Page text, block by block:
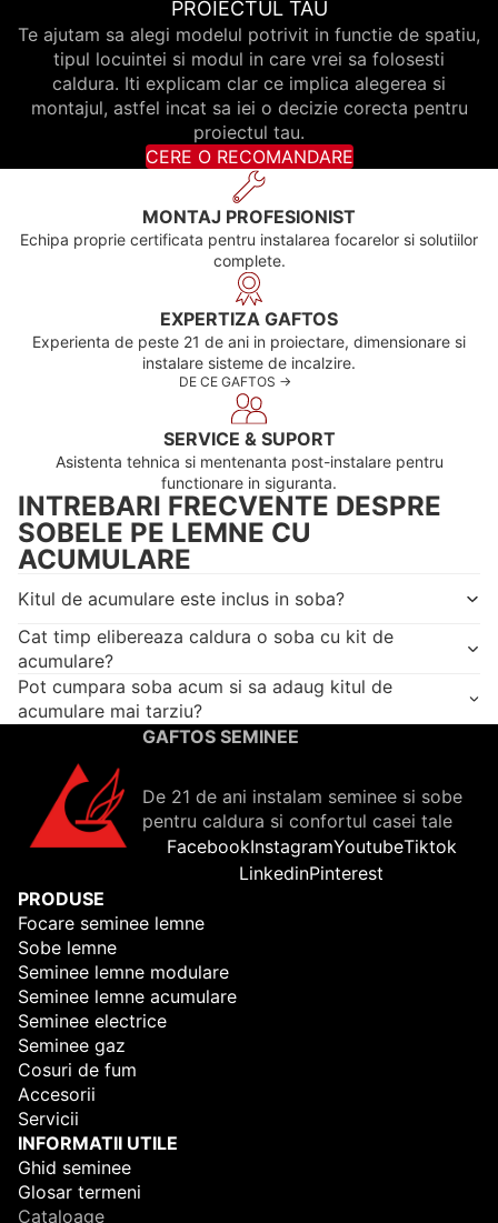
PROIECTUL TAU
Te ajutam sa alegi modelul potrivit in functie de spatiu,
tipul locuintei si modul in care vrei sa folosesti
caldura. Iti explicam clar ce implica alegerea si
montajul, astfel incat sa iei o decizie corecta pentru
proiectul tau.
CERE O RECOMANDARE
MONTAJ PROFESIONIST
Echipa proprie certificata pentru instalarea focarelor si solutiilor
complete.
EXPERTIZA GAFTOS
Experienta de peste 21 de ani in proiectare, dimensionare si
instalare sisteme de incalzire.
DE CE GAFTOS ->
SERVICE & SUPORT
Asistenta tehnica si mentenanta post-instalare pentru
functionare in siguranta.
INTREBARI FRECVENTE DESPRE
SOBELE PE LEMNE CU
ACUMULARE
Kitul de acumulare este inclus in soba?
Cat timp elibereaza caldura o soba cu kit de
acumulare?
Pot cumpara soba acum si sa adaug kitul de
acumulare mai tarziu?
GAFTOS SEMINEE
De 21 de ani instalam seminee si sobe
pentru caldura si confortul casei tale
FacebookInstagramYoutubeTiktok
LinkedinPinterest
PRODUSE
Focare seminee lemne
Sobe lemne
Seminee lemne modulare
Seminee lemne acumulare
Seminee electrice
Seminee gaz
Cosuri de fum
Accesorii
Servicii
INFORMATII UTILE
Ghid seminee
Glosar termeni
Cataloage